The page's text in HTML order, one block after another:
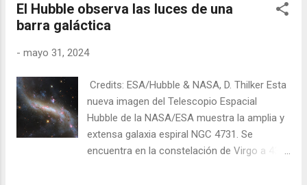
de millones de años después del Big Bang en
el que nacieron las primeras galaxias. Estas
sobre las formas en que el gas, las estrellas
cuando el Universo era muy joven. En
octubre de 2023 y enero de 2024, un equipo
internacional de astrónomos utilizó Webb
para observar galaxias como parte del
programa JADES del JWST. Utilizando el
El Hubble observa las luces de una
barra galáctica
- mayo 31, 2024
Credits: ESA/Hubble & NASA, D. Thilker Esta
nueva imagen del Telescopio Espacial
Hubble de la NASA/ESA muestra la amplia y
extensa galaxia espiral NGC 4731. Se
encuentra en la constelación de Virgo a 43